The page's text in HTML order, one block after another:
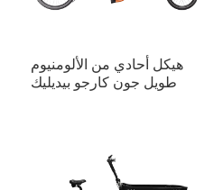
هيكل أحادي من الألومنيوم
طويل جون كارجو بيديليك